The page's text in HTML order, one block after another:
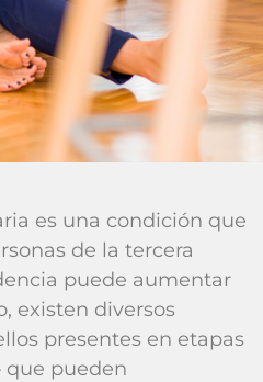
es una condición que
de la tercera
puede aumentar
existen diversos
presentes en etapas
que pueden